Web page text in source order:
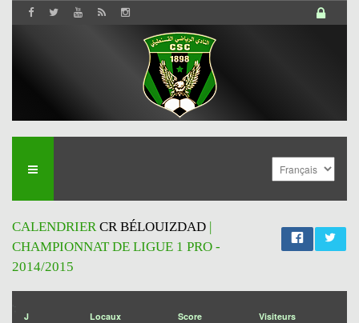
CALENDRIERCR BÉLOUIZDAD |
CHAMPIONNAT DE LIGUE 1 PRO -
2014/2015
J Locaux Score Visiteurs